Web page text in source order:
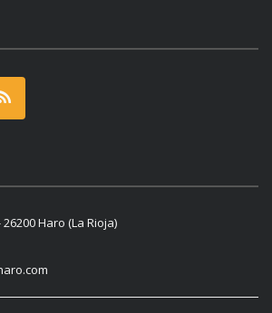
Haro (La Rioja)